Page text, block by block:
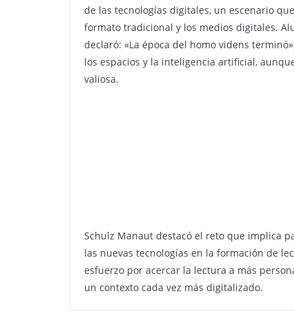
de las tecnologías digitales, un escenario
formato tradicional y los medios digitales.
declaró: «La época del homo videns
los espacios y la inteligencia artificial,
valiosa.
Schulz Manaut destacó el reto que implica
las nuevas tecnologías en la formación de
esfuerzo por acercar la lectura a más
un contexto cada vez más digitalizado.